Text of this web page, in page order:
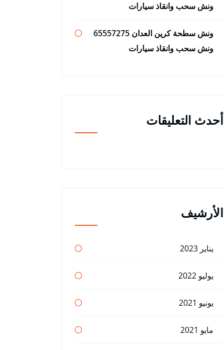
ونش سحب وانقاذ سيارات
ونش سطحة كرين العدان 65557275
ونش سحب وانقاذ سيارات
أحدث التعليقات
الأرشيف
يناير 2023
يوليو 2022
يونيو 2021
مايو 2021